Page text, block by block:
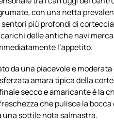
con una netta
più profondi di
delle antiche navi
l’appetito.
da una piacevole e
amara tipica della
secco e amaricante è la
che pulisce la
una sottile nota salmastra.